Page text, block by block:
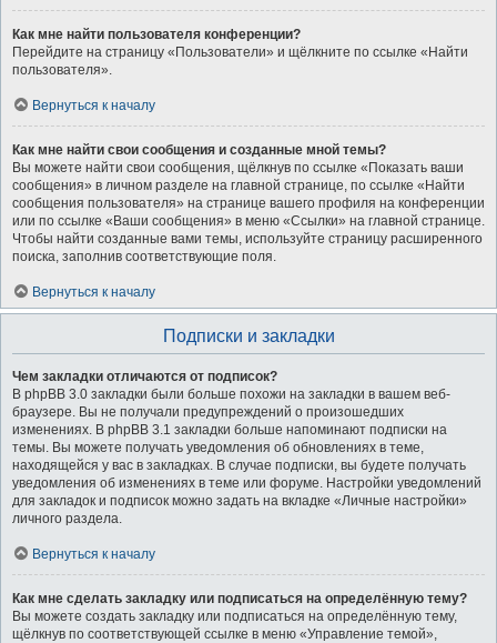
Как мне найти пользователя конференции?
Перейдите на страницу «Пользователи» и щёлкните по ссылке «Найти
пользователя».
Вернуться к началу
Как мне найти свои сообщения и созданные мной темы?
Вы можете найти свои сообщения, щёлкнув по ссылке «Показать ваши
сообщения» в личном разделе на главной странице, по ссылке «Найти
сообщения пользователя» на странице вашего профиля на конференции
или по ссылке «Ваши сообщения» в меню «Ссылки» на главной странице.
Чтобы найти созданные вами темы, используйте страницу расширенного
поиска, заполнив соответствующие поля.
Вернуться к началу
Подписки и закладки
Чем закладки отличаются от подписок?
В phpBB 3.0 закладки были больше похожи на закладки в вашем веб-
браузере. Вы не получали предупреждений о произошедших
изменениях. В phpBB 3.1 закладки больше напоминают подписки на
темы. Вы можете получать уведомления об обновлениях в теме,
находящейся у вас в закладках. В случае подписки, вы будете получать
уведомления об изменениях в теме или форуме. Настройки уведомлений
для закладок и подписок можно задать на вкладке «Личные настройки»
личного раздела.
Вернуться к началу
Как мне сделать закладку или подписаться на определённую тему?
Вы можете создать закладку или подписаться на определённую тему,
щёлкнув по соответствующей ссылке в меню «Управление темой»,